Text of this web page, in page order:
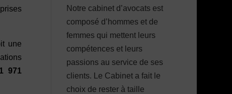
une
1 971
Notre cabinet d’avocats est
composé d’hommes et de
femmes qui mettent leurs
compétences et leurs
passions au service de ses
clients. Le Cabinet a fait le
choix de rester à taille